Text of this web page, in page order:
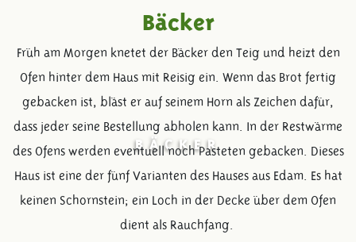
BÄCKER
Bäcker
Früh am Morgen knetet der Bäcker den Teig und heizt den
Ofen hinter dem Haus mit Reisig ein. Wenn das Brot fertig
gebacken ist, bläst er auf seinem Horn als Zeichen dafür,
dass jeder seine Bestellung abholen kann. In der Restwärme
des Ofens werden eventuell noch Pasteten gebacken. Dieses
Haus ist eine der fünf Varianten des Hauses aus Edam. Es hat
keinen Schornstein; ein Loch in der Decke über dem Ofen
dient als Rauchfang.